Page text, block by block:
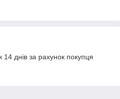
днів за рахунок покупця